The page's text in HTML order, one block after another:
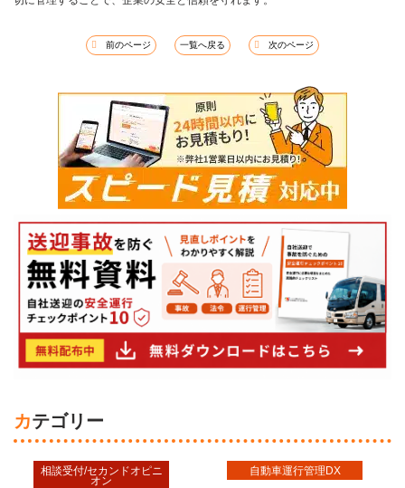
前のページ 一覧へ戻る 次のページ
カテゴリー
相談受付/セカンドオピニ
オン
自動車運行管理DX